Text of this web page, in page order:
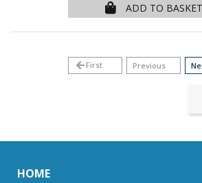
ADD TO BASKET
arrow_backFirst Previous
HOME